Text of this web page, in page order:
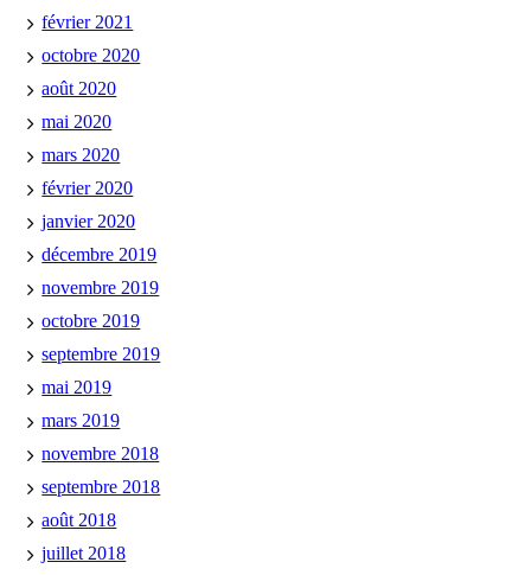
février 2021
octobre 2020
août 2020
mai 2020
mars 2020
février 2020
janvier 2020
décembre 2019
novembre 2019
octobre 2019
septembre 2019
mai 2019
mars 2019
novembre 2018
septembre 2018
août 2018
juillet 2018